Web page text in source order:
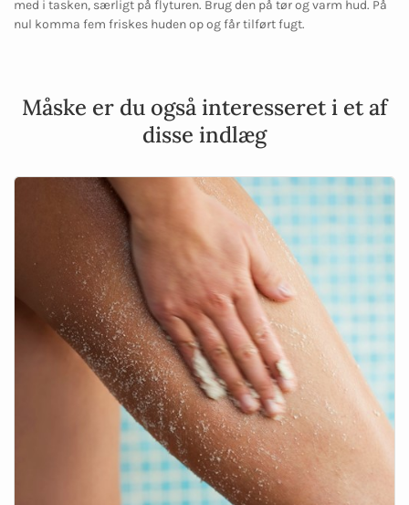
med i tasken, særligt på flyturen. Brug den på tør og varm hud. På
nul komma fem friskes huden op og får tilført fugt.
Måske er du også interesseret i et af
disse indlæg